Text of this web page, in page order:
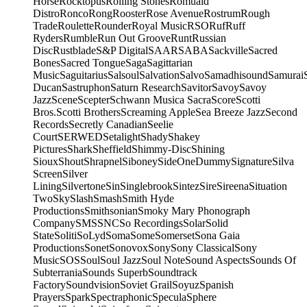
DistroRoncoRongRoosterRose AvenueRostrumRough
TradeRouletteRounderRoyal MusicRSORufRuff
RydersRumbleRun Out GrooveRuntRussian
DiscRustbladeS&P DigitalSAARSABASackvilleSacred
BonesSacred TongueSagaSagittarian
MusicSaguitariusSalsoulSalvationSalvoSamadhisoundSamurai
DucanSastruphonSaturn ResearchSavitorSavoySavoy
JazzSceneScepterSchwann Musica SacraScoreScotti
Bros.Scotti BrothersScreaming AppleSea Breeze JazzSecond
RecordsSecretly CanadianSeelie
CourtSERWEDSetalightShadyShakey
PicturesSharkSheffieldShimmy-DiscShining
SiouxShoutShrapnelSiboneySideOneDummySignatureSilva
ScreenSilver
LiningSilvertoneSinSinglebrookSintezSireSireenaSituation
TwoSkySlashSmashSmith Hyde
ProductionsSmithsonianSmoky Mary Phonograph
CompanySMSSNCSo RecordingsSolarSolid
StateSolitiSoLydSomaSomeSomersetSona Gaia
ProductionsSonetSonovoxSonySony ClassicalSony
MusicSOSSoulSoul JazzSoul NoteSound AspectsSounds Of
SubterraniaSounds SuperbSoundtrack
FactorySoundvisionSoviet GrailSoyuzSpanish
PrayersSparkSpectraphonicSpeculaSphere